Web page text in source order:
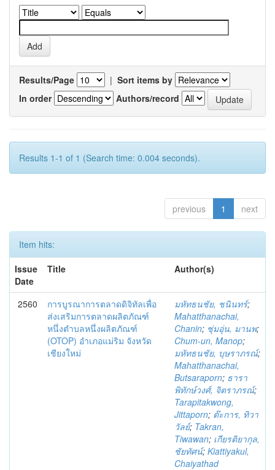
Results/Page | Sort items by
In order
Authors/record
Results 1-1 of 1 (Search time: 0.004 seconds).
previous 1 next
Item hits:
Issue
Date
Title Author(s)
2560
การบูรณาการตลาดดิจิทัลเพื่อ
ส่งเสริมการตลาดผลิตภัณฑ์
หนึ่งตำบลหนึ่งผลิตภัณฑ์
(OTOP) อำเภอแม่ริม จังหวัด
เชียงใหม่
มหัทธนชัย, ชนินทร์;
Mahatthanachai,
Chanin; ชุ่มอุ่น, มานพ;
Chum-un, Manop;
มหัทธนชัย, บุษราภรณ์;
Mahatthanachai,
Butsaraporn; ธารา
พิทักษ์วงศ์, จิตราภรณ์;
Tarapitakwong,
Jittaporn; ต๊ะการ, ทิวา
วัลย์; Takran,
Tiwawan; เกียรติยากุล,
ชัยทัศน์; Kiattiyakul,
Chaiyathad